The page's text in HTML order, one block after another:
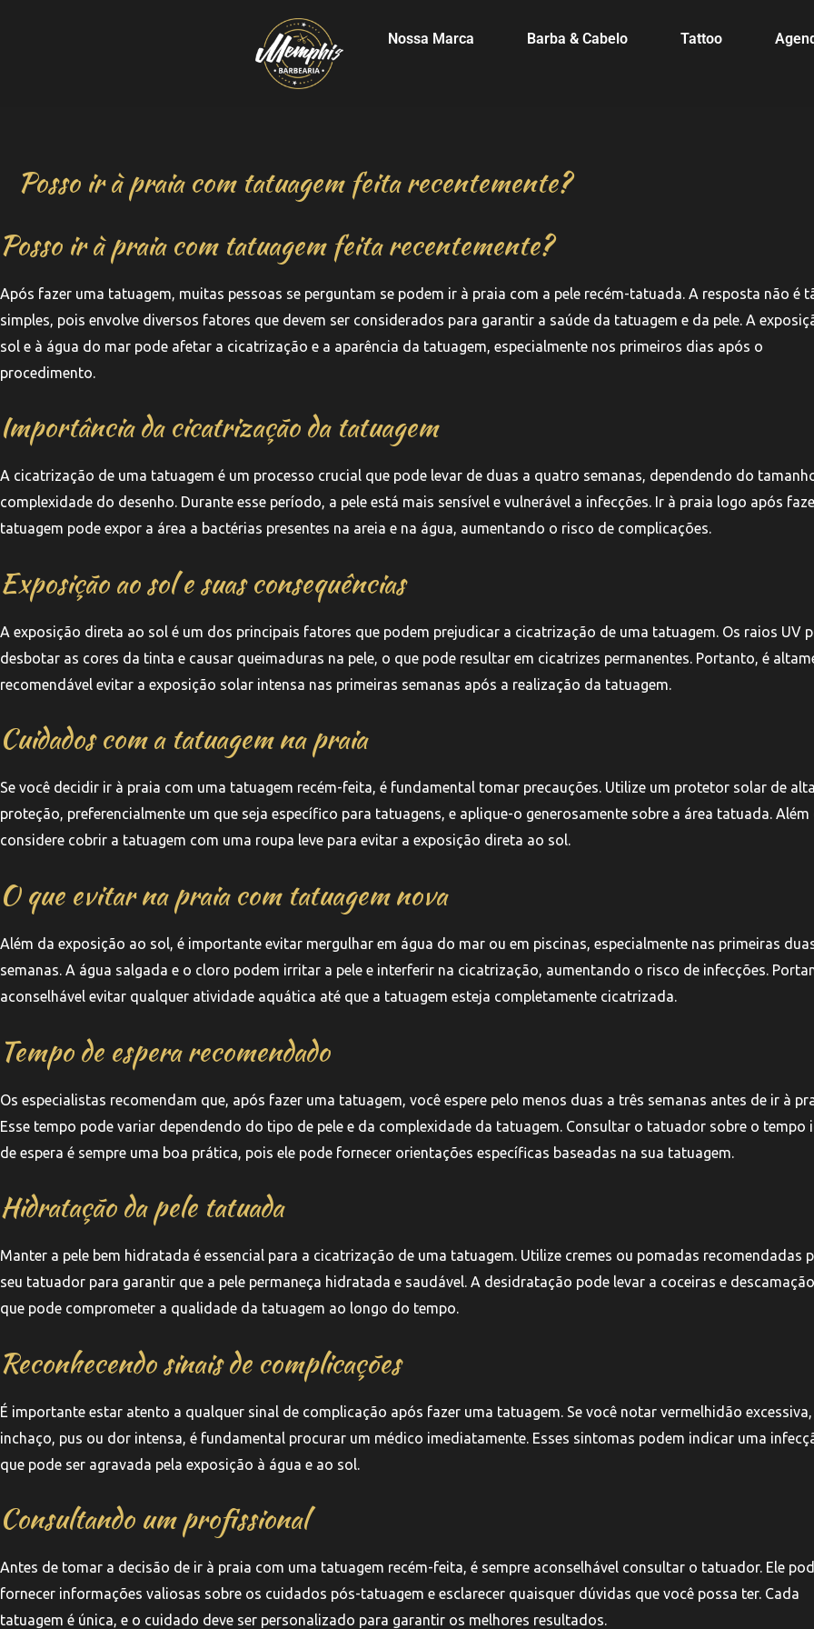
Nossa Marca Barba & Cabelo Tattoo
Posso ir à praia com tatuagem feita recentemente?
Posso ir à praia com tatuagem feita recentemente?
Após fazer uma tatuagem, muitas pessoas se perguntam se podem ir à praia com a pele recém-tatuada. A resposta não é
simples, pois envolve diversos fatores que devem ser considerados para garantir a saúde da tatuagem e da pele. A
sol e à água do mar pode afetar a cicatrização e a aparência da tatuagem, especialmente nos primeiros dias após o
procedimento.
Importância da cicatrização da tatuagem
A cicatrização de uma tatuagem é um processo crucial que pode levar de duas a quatro semanas, dependendo do
complexidade do desenho. Durante esse período, a pele está mais sensível e vulnerável a infecções. Ir à praia logo após
tatuagem pode expor a área a bactérias presentes na areia e na água, aumentando o risco de complicações.
Exposição ao sol e suas consequências
A exposição direta ao sol é um dos principais fatores que podem prejudicar a cicatrização de uma tatuagem. Os raios UV
desbotar as cores da tinta e causar queimaduras na pele, o que pode resultar em cicatrizes permanentes. Portanto, é
recomendável evitar a exposição solar intensa nas primeiras semanas após a realização da tatuagem.
Cuidados com a tatuagem na praia
Se você decidir ir à praia com uma tatuagem recém-feita, é fundamental tomar precauções. Utilize um protetor solar de alta
proteção, preferencialmente um que seja específico para tatuagens, e aplique-o generosamente sobre a área tatuada. Além
considere cobrir a tatuagem com uma roupa leve para evitar a exposição direta ao sol.
O que evitar na praia com tatuagem nova
Além da exposição ao sol, é importante evitar mergulhar em água do mar ou em piscinas, especialmente nas primeiras
semanas. A água salgada e o cloro podem irritar a pele e interferir na cicatrização, aumentando o risco de infecções.
aconselhável evitar qualquer atividade aquática até que a tatuagem esteja completamente cicatrizada.
Tempo de espera recomendado
Os especialistas recomendam que, após fazer uma tatuagem, você espere pelo menos duas a três semanas antes de ir à
Esse tempo pode variar dependendo do tipo de pele e da complexidade da tatuagem. Consultar o tatuador sobre o tempo
de espera é sempre uma boa prática, pois ele pode fornecer orientações específicas baseadas na sua tatuagem.
Hidratação da pele tatuada
Manter a pele bem hidratada é essencial para a cicatrização de uma tatuagem. Utilize cremes ou pomadas recomendadas
seu tatuador para garantir que a pele permaneça hidratada e saudável. A desidratação pode levar a coceiras e
que pode comprometer a qualidade da tatuagem ao longo do tempo.
Reconhecendo sinais de complicações
É importante estar atento a qualquer sinal de complicação após fazer uma tatuagem. Se você notar vermelhidão excessiva,
inchaço, pus ou dor intensa, é fundamental procurar um médico imediatamente. Esses sintomas podem indicar uma
que pode ser agravada pela exposição à água e ao sol.
Consultando um profissional
Antes de tomar a decisão de ir à praia com uma tatuagem recém-feita, é sempre aconselhável consultar o tatuador. Ele
fornecer informações valiosas sobre os cuidados pós-tatuagem e esclarecer quaisquer dúvidas que você possa ter. Cada
tatuagem é única, e o cuidado deve ser personalizado para garantir os melhores resultados.